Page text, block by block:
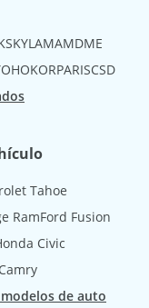
KYLAMAMDME
OHOKORPARISCSD
Tahoe
RamFord Fusion
Civic
de auto